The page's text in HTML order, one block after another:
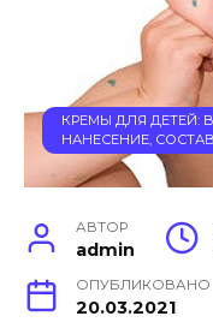
КРЕМЫ ДЛЯ ДЕТЕЙ:
НАНЕСЕНИЕ, СОСТАВ
АВТОР
admin
ОПУБЛИКОВАНО
20.03.2021